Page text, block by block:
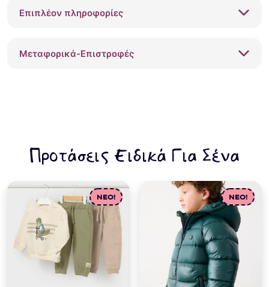
Επιπλέον πληροφορίες
Μεταφορικά-Επιστροφές
Προτάσεις Ειδικά Για Σένα
NEO! NEO!